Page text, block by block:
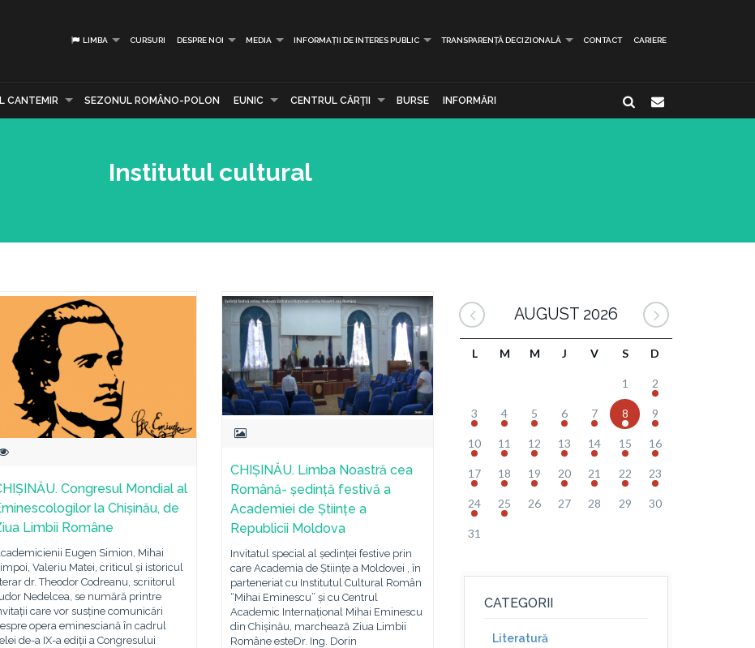
LIMBA CURSURI DESPRE NOI MEDIA INFORMAȚII DE INTERES PUBLIC TRANSPARENȚĂ DECIZIONALĂ CONTACT CARIERE
CANTEMIR SEZONUL ROMÂNO-POLON EUNIC CENTRUL CĂRŢII BURSE INFORMĂRI
Institutul cultural
Congresul Mondial al
la Chișinău, de
Limbii Române
Eugen Simion, Mihai
Valeriu Matei, criticul și istoricul
dr. Theodor Codreanu, scriitorul
Nedelcea, se numără printre
care vor susține comunicări
opera eminesciană în cadrul
de-a IX-a ediții a Congresului
CHIȘINĂU. Limba Noastră cea
Română- ședință festivă a
Academiei de Științe a
Republicii Moldova
Invitatul special al ședinței festive prin
care Academia de Științe a Moldovei , în
parteneriat cu Institutul Cultural Român
“Mihai Eminescu” și cu Centrul
Academic Internațional Mihai Eminescu
din Chișinău, marchează Ziua Limbii
Române esteDr. Ing. Dorin
AUGUST 2026
L M M J V S D
1 2
3 4 5 6 7 8 9
10 11 12 13 14 15 16
17 18 19 20 21 22 23
24 25 26 27 28 29 30
31
CATEGORII
Literatură